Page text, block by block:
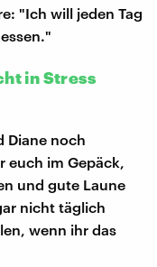
"Ich will jeden Tag
in Stress
Diane noch
im Gepäck,
und gute Laune
nicht täglich
wenn ihr das